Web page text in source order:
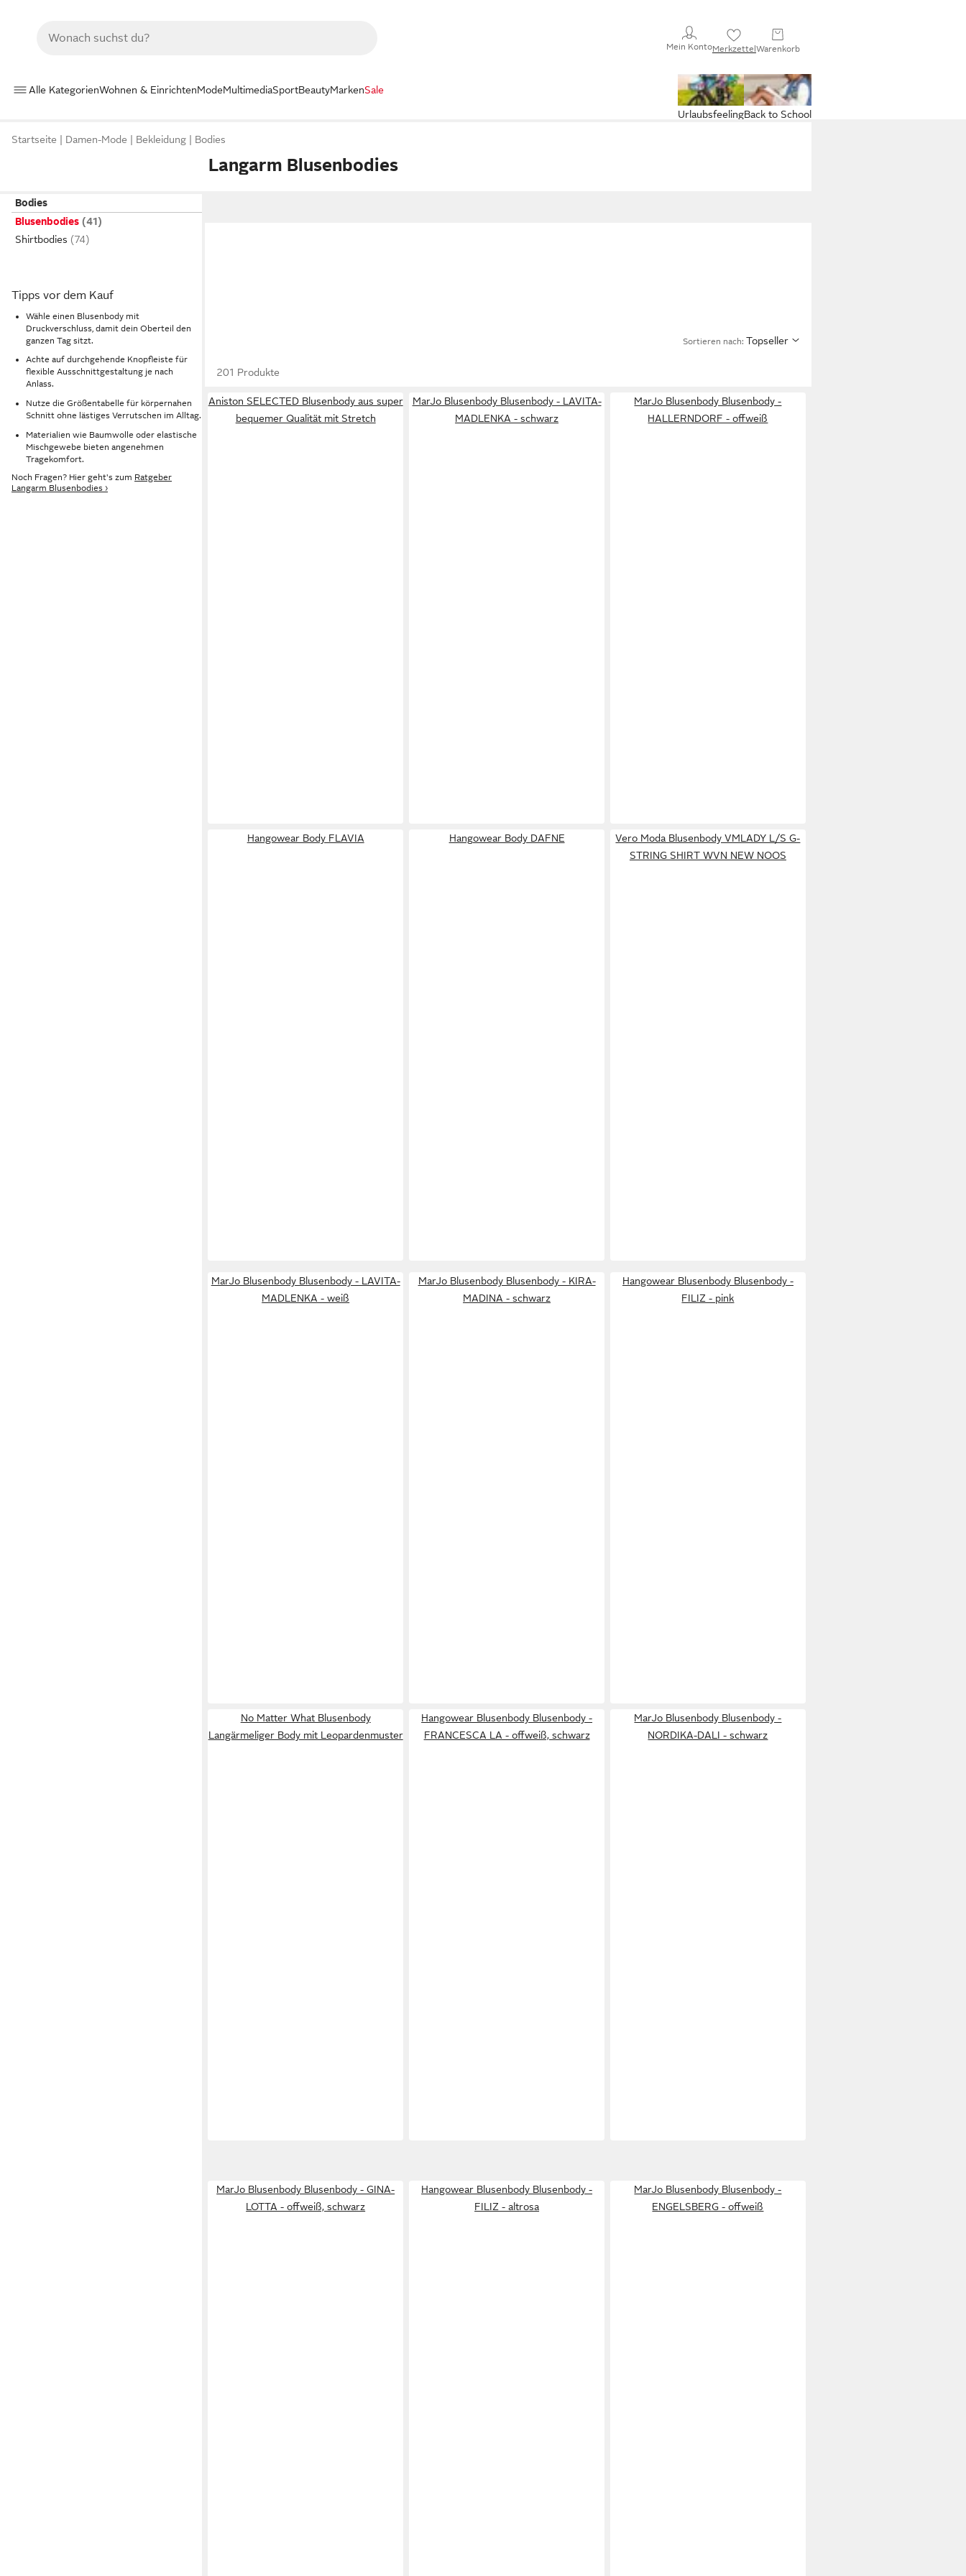
Mein KontoMerkzettelWarenkorb
Alle KategorienWohnen & EinrichtenModeMultimediaSportBeautyMarkenSale
Back to School
Urlaubsfeeling
Startseite Damen-Mode Bekleidung Bodies
Langarm Blusenbodies
Bodies
Blusenbodies
Shirtbodies
Tipps vor dem Kauf
Wähle einen Blusenbody mit
Druckverschluss, damit dein Oberteil den
ganzen Tag sitzt.
Achte auf durchgehende Knopfleiste für
flexible Ausschnittgestaltung je nach
Anlass.
Nutze die Größentabelle für körpernahen
Schnitt ohne lästiges Verrutschen im Alltag.
Materialien wie Baumwolle oder elastische
Mischgewebe bieten angenehmen
Tragekomfort.
Noch Fragen? Hier geht's zum Ratgeber
Langarm Blusenbodies ›
Sortieren nach: Topseller
201 Produkte
Aniston SELECTED Blusenbody aus super
bequemer Qualität mit Stretch
MarJo Blusenbody Blusenbody - LAVITA-
MADLENKA - schwarz
MarJo Blusenbody Blusenbody -
HALLERNDORF - offweiß
Hangowear Body FLAVIA Hangowear Body DAFNE
Vero Moda Blusenbody VMLADY L/S G-
STRING SHIRT WVN NEW NOOS
MarJo Blusenbody Blusenbody - LAVITA-
MADLENKA - weiß
MarJo Blusenbody Blusenbody - KIRA-
MADINA - schwarz
Hangowear Blusenbody Blusenbody -
FILIZ - pink
No Matter What Blusenbody
Langärmeliger Body mit Leopardenmuster
Hangowear Blusenbody Blusenbody -
FRANCESCA LA - offweiß, schwarz
MarJo Blusenbody Blusenbody -
NORDIKA-DALI - schwarz
MarJo Blusenbody Blusenbody - GINA-
LOTTA - offweiß, schwarz
Hangowear Blusenbody Blusenbody -
FILIZ - altrosa
MarJo Blusenbody Blusenbody -
ENGELSBERG - offweiß